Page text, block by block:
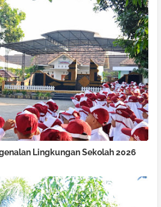
Lingkungan Sekolah 2026